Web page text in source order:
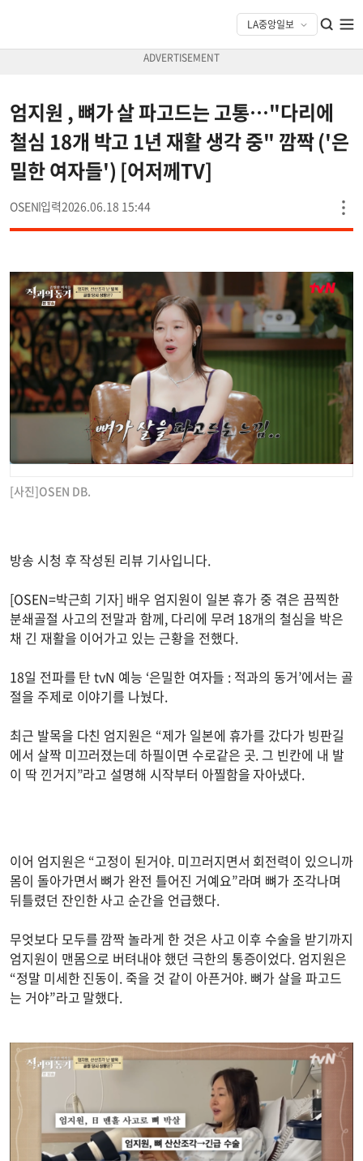
엄지원 , 뼈가 살 파고드는 고통…"다리에
철심 18개 박고 1년 재활 생각 중" 깜짝 ('은
밀한 여자들') [어저께TV]
OSEN 2026.06.18 15:44
[사진]OSEN DB.
방송 시청 후 작성된 리뷰 기사입니다.
[OSEN=박근희 기자] 배우 엄지원이 일본 휴가 중 겪은 끔찍한
분쇄골절 사고의 전말과 함께, 다리에 무려 18개의 철심을 박은
채 긴 재활을 이어가고 있는 근황을 전했다.
18일 전파를 탄 tvN 예능 ‘은밀한 여자들 : 적과의 동거’에서는 골
절을 주제로 이야기를 나눴다.
최근 발목을 다친 엄지원은 “제가 일본에 휴가를 갔다가 빙판길
에서 살짝 미끄러졌는데 하필이면 수로같은 곳. 그 빈칸에 내 발
이 딱 낀거지”라고 설명해 시작부터 아찔함을 자아냈다.
이어 엄지원은 “고정이 된거야. 미끄러지면서 회전력이 있으니까
몸이 돌아가면서 뼈가 완전 틀어진 거예요”라며 뼈가 조각나며
뒤틀렸던 잔인한 사고 순간을 언급했다.
무엇보다 모두를 깜짝 놀라게 한 것은 사고 이후 수술을 받기까지
엄지원이 맨몸으로 버텨내야 했던 극한의 통증이었다. 엄지원은
“정말 미세한 진동이. 죽을 것 같이 아픈거야. 뼈가 살을 파고드
는 거야”라고 말했다.